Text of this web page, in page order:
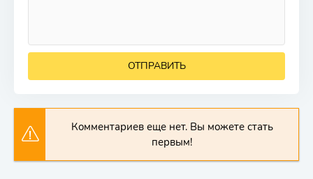
ОТПРАВИТЬ
Комментариев еще нет. Вы можете стать
первым!